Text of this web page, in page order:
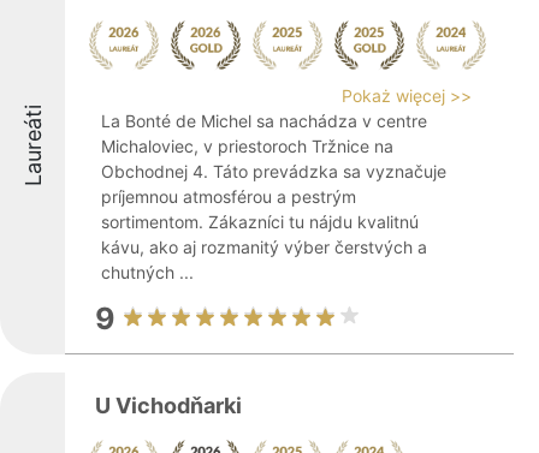
Laureáti
Pokaż więcej >>
La Bonté de Michel sa nachádza v centre
Michaloviec, v priestoroch Tržnice na
Obchodnej 4. Táto prevádzka sa vyznačuje
príjemnou atmosférou a pestrým
sortimentom. Zákazníci tu nájdu kvalitnú
kávu, ako aj rozmanitý výber čerstvých a
chutných ...
9
U Vichodňarki